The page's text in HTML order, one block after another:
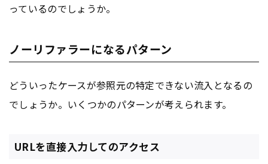
っているのでしょうか。
ノーリファラーになるパターン
どういったケースが参照元の特定できない流入となるの
でしょうか。いくつかのパターンが考えられます。
URLを直接入力してのアクセス